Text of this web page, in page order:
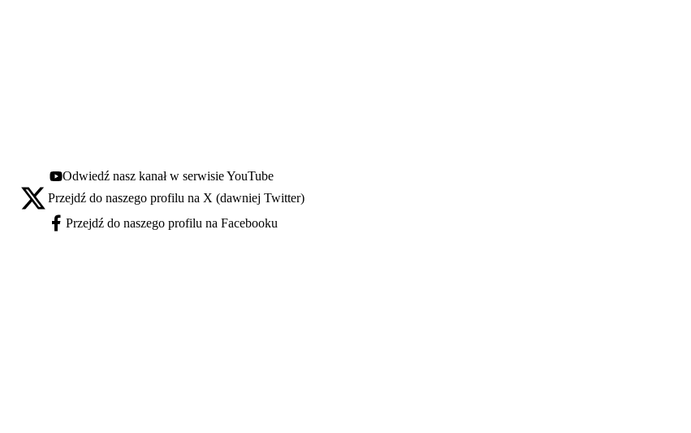
Youtube - otwiera się w nowej karcie
Odwiedź nasz kanał w serwisie YouTube
X - otwiera się w nowej karcie
Przejdź do naszego profilu na X (dawniej Twitter)
Facebook - otwiera się w nowej karcie
Przejdź do naszego profilu na Facebooku